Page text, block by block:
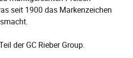
seit 1900 das Markenzeichen
der GC Rieber Group.